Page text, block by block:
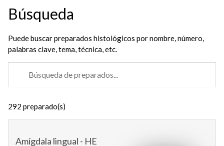
Búsqueda
Puede buscar preparados histológicos por nombre, número,
palabras clave, tema, técnica, etc.
292 preparado(s)
Amígdala lingual - HE